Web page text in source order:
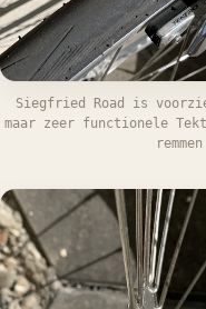
Siegfried Road is
maar zeer functionele
remmen